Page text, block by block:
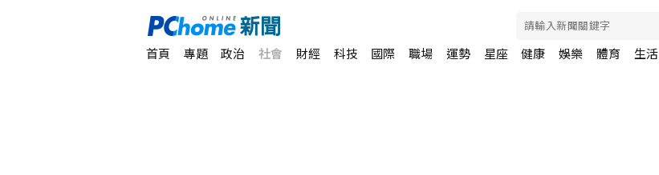
首頁 專題 政治 社會 財經 科技 國際 職場 運勢 星座 健康 娛樂 體育 生活